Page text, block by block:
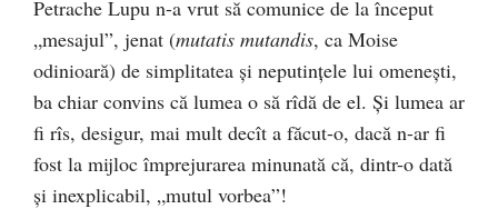
Petrache Lupu n-a vrut să comunice de la început
„mesajul”, jenat (mutatis mutandis, ca Moise
odinioară) de simplitatea şi neputinţele lui omeneşti,
ba chiar convins că lumea o să rîdă de el. Şi lumea ar
fi rîs, desigur, mai mult decît a făcut-o, dacă n-ar fi
fost la mijloc împrejurarea minunată că, dintr-o dată
şi inexplicabil, „mutul vorbea”!